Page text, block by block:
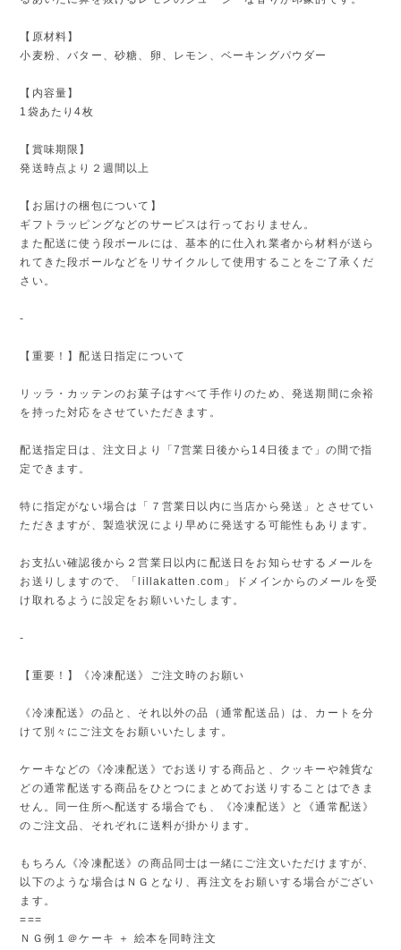
【原材料】
小麦粉、バター、砂糖、卵、レモン、ベーキングパウダー
【内容量】
1袋あたり4枚
【賞味期限】
発送時点より２週間以上
【お届けの梱包について】
ギフトラッピングなどのサービスは行っておりません。
また配送に使う段ボールには、基本的に仕入れ業者から材料が送ら
れてきた段ボールなどをリサイクルして使用することをご了承くだ
さい。
-
【重要！】配送日指定について
リッラ・カッテンのお菓子はすべて手作りのため、発送期間に余裕
を持った対応をさせていただきます。
配送指定日は、注文日より「7営業日後から14日後まで」の間で指
定できます。
特に指定がない場合は「７営業日以内に当店から発送」とさせてい
ただきますが、製造状況により早めに発送する可能性もあります。
お支払い確認後から２営業日以内に配送日をお知らせするメールを
お送りしますので、「lillakatten.com」ドメインからのメールを受
け取れるように設定をお願いいたします。
-
【重要！】《冷凍配送》ご注文時のお願い
《冷凍配送》の品と、それ以外の品（通常配送品）は、カートを分
けて別々にご注文をお願いいたします。
ケーキなどの《冷凍配送》でお送りする商品と、クッキーや雑貨な
どの通常配送する商品をひとつにまとめてお送りすることはできま
せん。同一住所へ配送する場合でも、《冷凍配送》と《通常配送》
のご注文品、それぞれに送料が掛かります。
もちろん《冷凍配送》の商品同士は一緒にご注文いただけますが、
以下のような場合はＮＧとなり、再注文をお願いする場合がござい
ます。
===
ＮＧ例１＠ケーキ ＋ 絵本を同時注文